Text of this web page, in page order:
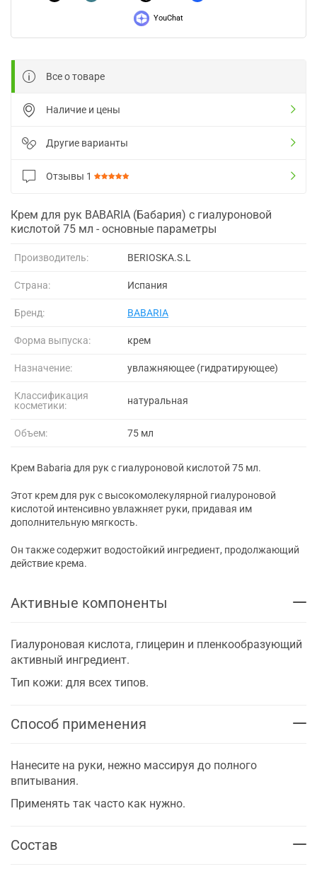
YouChat
Все о товаре
Наличие и цены
Другие варианты
Отзывы 1
Крем для рук BABARIA (Бабария) с гиалуроновой
кислотой 75 мл - основные параметры
Производитель: BERIOSKA.S.L
Страна: Испания
Бренд: BABARIA
Форма выпуска: крем
Назначение: увлажняющее (гидратирующее)
Классификация
косметики:
натуральная
Объем: 75 мл
Крем Babaria для рук с гиалуроновой кислотой 75 мл.
Этот крем для рук с высокомолекулярной гиалуроновой
кислотой интенсивно увлажняет руки, придавая им
дополнительную мягкость.
Он также содержит водостойкий ингредиент, продолжающий
действие крема.
Активные компоненты
Гиалуроновая кислота, глицерин и пленкообразующий
активный ингредиент.
Тип кожи: для всех типов.
Способ применения
Нанесите на руки, нежно массируя до полного
впитывания.
Применять так часто как нужно.
Состав